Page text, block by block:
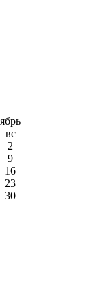
вс
2
9
16
23
30